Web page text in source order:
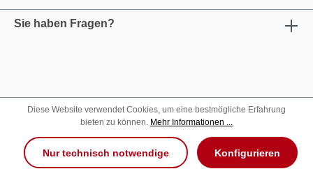
Sie haben Fragen?
Diese Website verwendet Cookies, um eine bestmögliche Erfahrung
bieten zu können. Mehr Informationen ...
Nur technisch notwendige Konfigurieren